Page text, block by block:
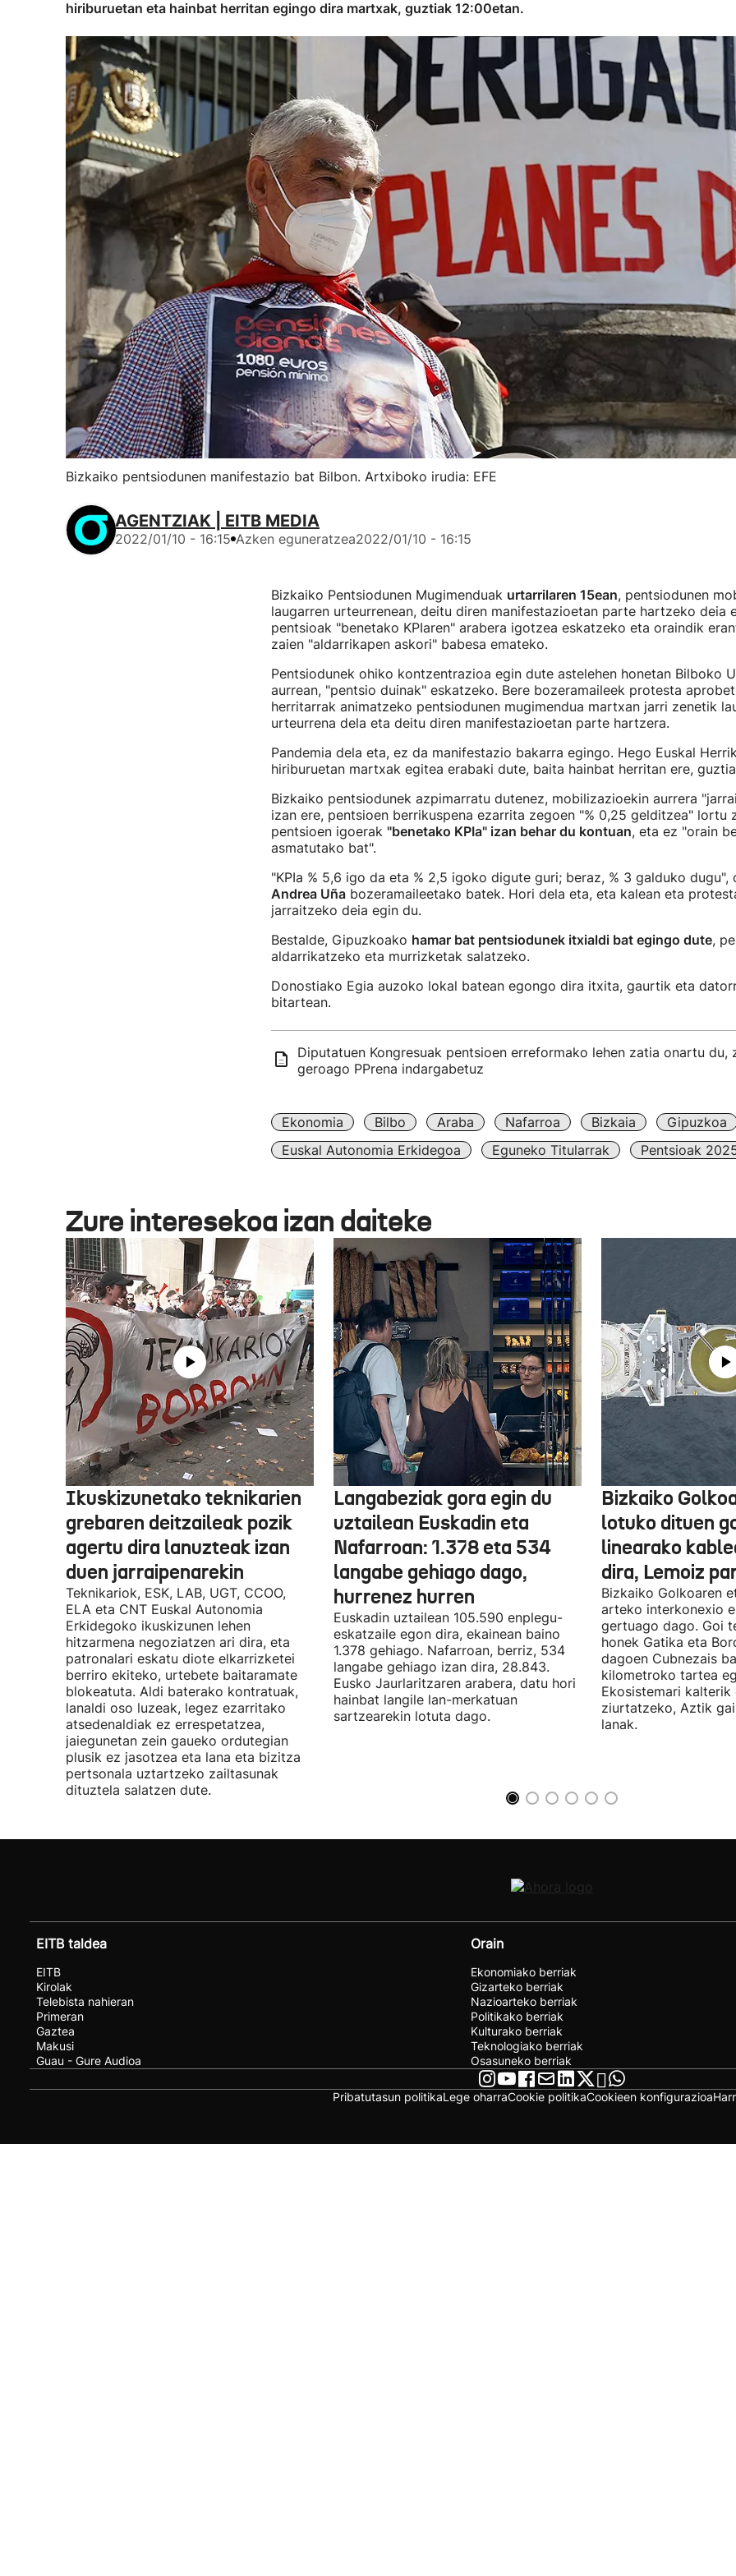
hiriburuetan eta hainbat herritan egingo dira martxak, guztiak 12:00etan.
Bizkaiko pentsiodunen manifestazio bat Bilbon. Artxiboko irudia: EFE
AGENTZIAK | EITB MEDIA
2022/01/10 - 16:15 Azken eguneratzea2022/01/10 - 16:15
Bizkaiko Pentsiodunen Mugimenduak urtarrilaren 15ean, pentsiodunen
laugarren urteurrenean, deitu diren manifestazioetan parte hartzeko deia
pentsioak "benetako KPIaren" arabera igotzea eskatzeko eta oraindik
zaien "aldarrikapen askori" babesa emateko.
Pentsiodunek ohiko kontzentrazioa egin dute astelehen honetan Bilboko
aurrean, "pentsio duinak" eskatzeko. Bere bozeramaileek protesta
herritarrak animatzeko pentsiodunen mugimendua martxan jarri zenetik
urteurrena dela eta deitu diren manifestazioetan parte hartzera.
Pandemia dela eta, ez da manifestazio bakarra egingo. Hego Euskal
hiriburuetan martxak egitea erabaki dute, baita hainbat herritan ere,
Bizkaiko pentsiodunek azpimarratu dutenez, mobilizazioekin aurrera
izan ere, pentsioen berrikuspena ezarrita zegoen "% 0,25 gelditzea" lortu
pentsioen igoerak "benetako KPIa" izan behar du kontuan, eta ez "orain
asmatutako bat".
"KPIa % 5,6 igo da eta % 2,5 igoko digute guri; beraz, % 3 galduko dugu",
Andrea Uñabozeramaileetako batek. Hori dela eta, eta kalean eta
jarraitzeko deia egin du.
Bestalde, Gipuzkoako hamar bat pentsiodunek itxialdi bat egingo dute,
aldarrikatzeko eta murrizketak salatzeko.
Donostiako Egia auzoko lokal batean egongo dira itxita, gaurtik eta
bitartean.
Diputatuen Kongresuak pentsioen erreformako lehen zatia onartu
geroago PPrena indargabetuz
Ekonomia Bilbo Araba Nafarroa Bizkaia
Gipuzkoa
Euskal Autonomia Erkidegoa
Eguneko Titularrak Pentsioak
Zure interesekoa izan daiteke
Ikuskizunetako teknikarien
grebaren deitzaileak pozik
agertu dira lanuzteak izan
duen jarraipenarekin
Teknikariok, ESK, LAB, UGT, CCOO,
ELA eta CNT Euskal Autonomia
Erkidegoko ikuskizunen lehen
hitzarmena negoziatzen ari dira, eta
patronalari eskatu diote elkarrizketei
berriro ekiteko, urtebete baitaramate
blokeatuta. Aldi baterako kontratuak,
lanaldi oso luzeak, legez ezarritako
atsedenaldiak ez errespetatzea,
jaiegunetan zein gaueko ordutegian
plusik ez jasotzea eta lana eta bizitza
pertsonala uztartzeko zailtasunak
dituztela salatzen dute.
Langabeziak gora egin du
uztailean Euskadin eta
Nafarroan: 1.378 eta 534
langabe gehiago dago,
hurrenez hurren
Euskadin uztailean 105.590 enplegu-
eskatzaile egon dira, ekainean baino
1.378 gehiago. Nafarroan, berriz, 534
langabe gehiago izan dira, 28.843.
Eusko Jaurlaritzaren arabera, datu hori
hainbat langile lan-merkatuan
sartzearekin lotuta dago.
Bizkaiko
lotuko dituen
linearako
dira, Lemoiz
Bizkaiko Golkoaren
arteko interkonexio
gertuago dago. Goi
honek Gatika eta
dagoen Cubnezais
kilometroko tartea
Ekosistemari
ziurtatzeko, Aztik
lanak.
EITB taldea
EITB
Kirolak
Telebista nahieran
Primeran
Gaztea
Makusi
Guau - Gure Audioa
Orain
Ekonomiako berriak
Gizarteko berriak
Nazioarteko berriak
Politikako berriak
Kulturako berriak
Teknologiako berriak
Osasuneko berriak
Pribatutasun politikaLege oharraCookie politikaCookieen konfigurazioa